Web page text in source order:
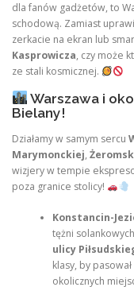
dla fanów gadżetów, to
schodową. Zamiast
zerkacie na ekran lub
Kasprowicza, czy może
ze stali kosmicznej.
Warszawa i
Bielany!
Działamy w samym sercu
Marymonckiej,
wizjery w tempie
poza granice stolicy!
Konstancin-
tężni
ulicy
klasy, by
okolicznych